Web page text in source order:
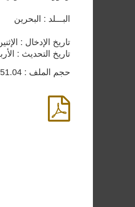
البـــلد : البحرين
تاريخ الإدخال : الإثنين ١٥ / ديسمبر /
تاريخ التحديث : الأربعاء ٢٣ / أبريل
حجم الملف : 851.04 KB